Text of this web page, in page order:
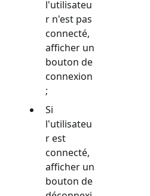
l'utilisateu
r n'est pas
connecté,
afficher un
bouton de
connexion
;
Si
l'utilisateu
r est
connecté,
afficher un
bouton de